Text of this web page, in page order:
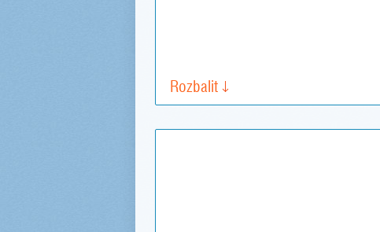
Rozbalit